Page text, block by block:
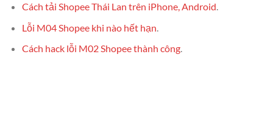
Cách tải Shopee Thái Lan trên iPhone, Android.
Lỗi M04 Shopee khi nào hết hạn
Cách hack lỗi M02 Shopee thành công.